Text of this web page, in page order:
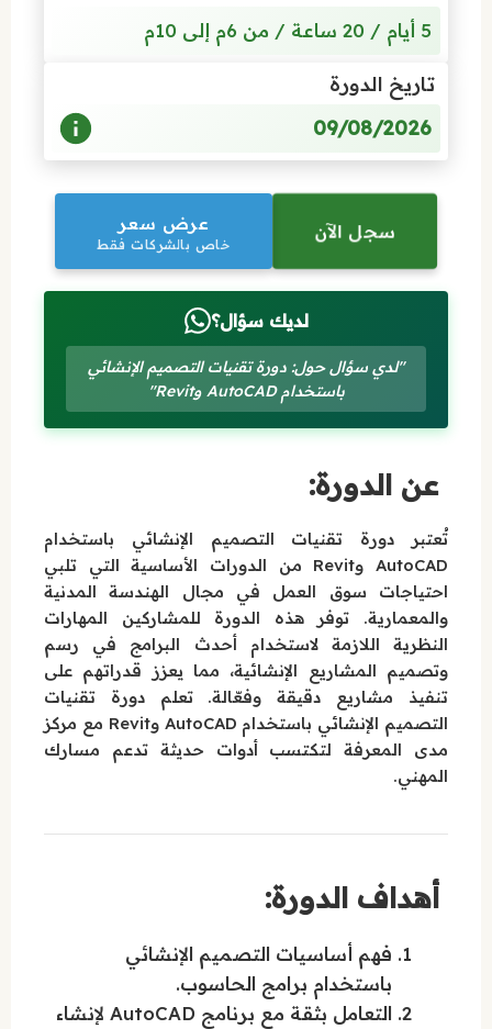
5 أيام / 20 ساعة / من 6م إلى 10م
تاريخ الدورة
09/08/2026
سجل الآن عرض سعر
خاص بالشركات فقط
لديك سؤال؟
"لدي سؤال حول: دورة تقنيات التصميم الإنشائي
باستخدام AutoCAD وRevit"
عن الدورة:
تُعتبر دورة تقنيات التصميم الإنشائي باستخدام
AutoCAD وRevit من الدورات الأساسية التي تلبي
احتياجات سوق العمل في مجال الهندسة المدنية
والمعمارية. توفر هذه الدورة للمشاركين المهارات
النظرية اللازمة لاستخدام أحدث البرامج في رسم
وتصميم المشاريع الإنشائية، مما يعزز قدراتهم على
تنفيذ مشاريع دقيقة وفعّالة. تعلم دورة تقنيات
التصميم الإنشائي باستخدام AutoCAD وRevit مع مركز
مدى المعرفة لتكتسب أدوات حديثة تدعم مسارك
المهني.
أهداف الدورة:
فهم أساسيات التصميم الإنشائي
باستخدام برامج الحاسوب.
التعامل بثقة مع برنامج AutoCAD لإنشاء